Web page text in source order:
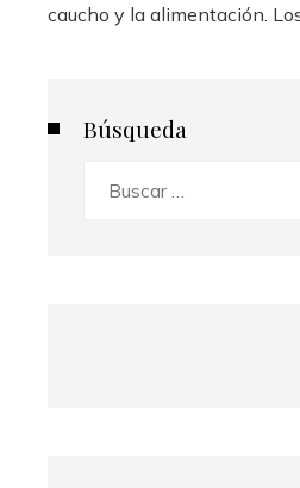
caucho y la alimentación. Los
Búsqueda